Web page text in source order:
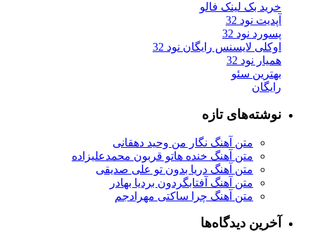
خرید بک لینک فالو
آپدیت نود 32
پسورد نود 32
اوکلی لایسنس رایگان نود 32
همیار نود 32
بهترین سئو
رایگان
نوشته‌های تازه
متن آهنگ نگار من وحید دهقانی
متن آهنگ خنده هاتو قربون محمدعلیزاده
متن آهنگ دریا بدون تو علی صدیقی
متن آهنگ آفتابگردون بردیا بهادر
متن آهنگ چرا ساکتی مهرادجم
آخرین دیدگاه‌ها